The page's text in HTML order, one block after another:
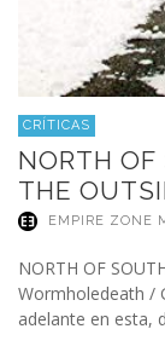
CRÍTICAS
NORTH OF
THE
EMPIRE ZONE
NORTH OF
Wormholedeath /
adelante en esta,